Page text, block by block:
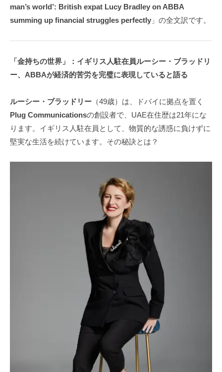
g
a
y
a
a
コ
メ
man’s world’: British expat Lucy Bradley on ABBA
summing up financial struggles perfectly 」の全文訳です。
「金持ちの世界」：イギリス人駐在員ルーシー・ブラッドリ
ー、ABBAが経済的苦労を完璧に表現していると語る
ルーシー・ブラッドリー （49歳）は、ドバイに拠点を置く
Plug Communicationsの創設者で、UAE在住歴は21年にな
ります。イギリス人駐在員として、物質的な誘惑に負けずに
堅実な生活を続けています。その秘訣とは？